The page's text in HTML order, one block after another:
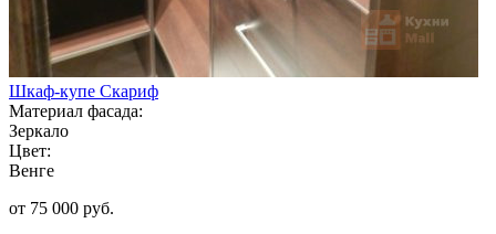
Шкаф-купе Скариф
Материал фасада:
Зеркало
Цвет:
Венге
от 75 000 руб.